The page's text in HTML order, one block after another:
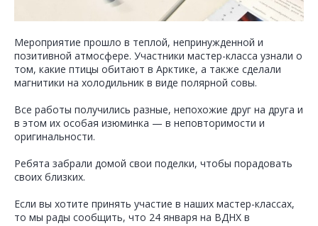
Мероприятие прошло в теплой, непринужденной и
позитивной атмосфере. Участники мастер-класса узнали о
том, какие птицы обитают в Арктике, а также сделали
магнитики на холодильник в виде полярной совы.
Все работы получились разные, непохожие друг на друга и
в этом их особая изюминка — в неповторимости и
оригинальности.
Ребята забрали домой свои поделки, чтобы порадовать
своих близких.
Если вы хотите принять участие в наших мастер-классах,
то мы рады сообщить, что 24 января на ВДНХ в